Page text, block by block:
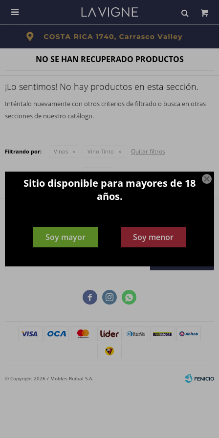

Sitio disponible para mayores de 18
años.
Soy mayor Soy menor

NO SE HAN RECUPERADO PRODUCTOS
¡Lo sentimos! No hay productos en esta sección.
Inténtalo nuevamente con otros criterios de filtrado o busca en otras
secciones de nuestro catálogo.
Filtrando por: Vinos Vino Tinto Quitar filtros
Te recomendamos quitar: Vinos
  
¡Suscribite y recibí todas nuestras novedades!
© Copyright 2026 / Moldes Ruibal S.A.